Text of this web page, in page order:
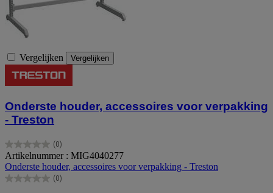
Vergelijken Vergelijken
Onderste houder, accessoires voor verpakking
- Treston
(0)
0.0
van
de
5
Artikelnummer : MIG4040277
Onderste houder, accessoires voor verpakking - Treston
(0)
0.0